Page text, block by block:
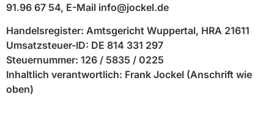
91.96 67 54, E-Mail info@jockel.de
Handelsregister: Amtsgericht Wuppertal, HRA 21611
Umsatzsteuer-ID: DE 814 331 297
Steuernummer: 126 / 5835 / 0225
Inhaltlich verantwortlich: Frank Jockel (Anschrift wie
oben)